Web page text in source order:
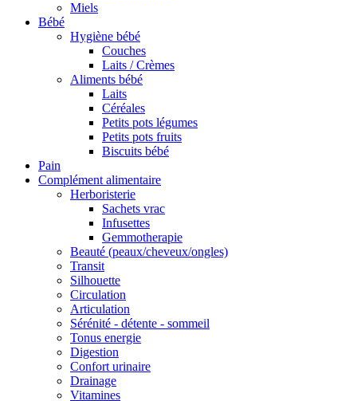
Miels
Bébé
Hygiène bébé
Couches
Laits / Crèmes
Aliments bébé
Laits
Céréales
Petits pots légumes
Petits pots fruits
Biscuits bébé
Pain
Complément alimentaire
Herboristerie
Sachets vrac
Infusettes
Gemmotherapie
Beauté (peaux/cheveux/ongles)
Transit
Silhouette
Circulation
Articulation
Sérénité - détente - sommeil
Tonus energie
Digestion
Confort urinaire
Drainage
Vitamines